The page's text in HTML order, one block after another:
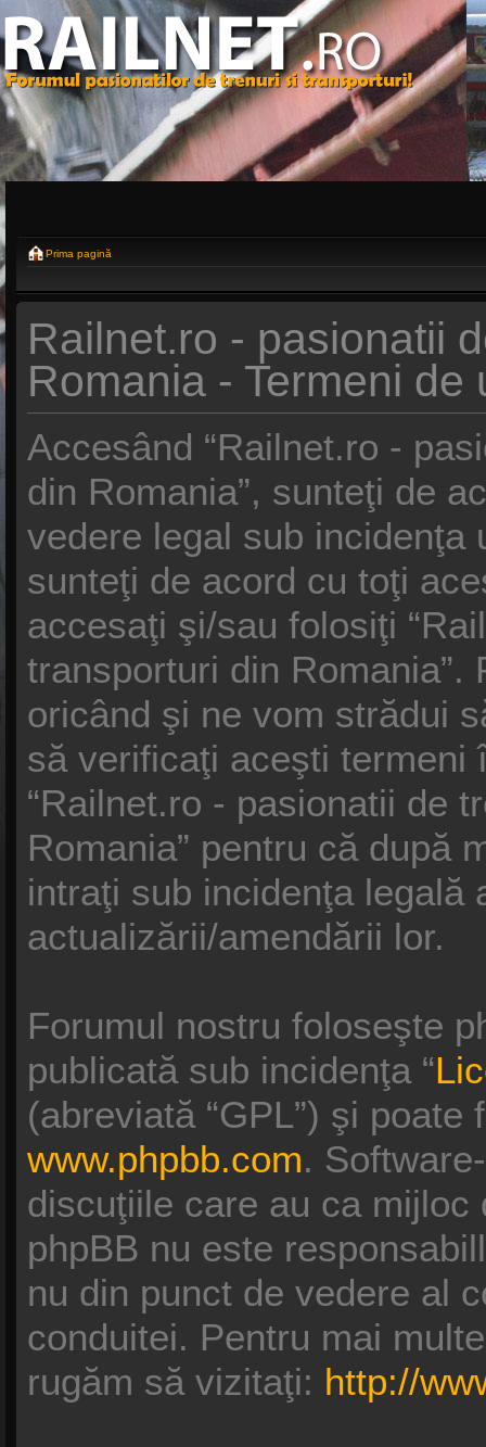
Prima pagină
Railnet.ro - pasionatii
Romania - Termeni de
Accesând “Railnet.ro -
din Romania”, sunteţi de
vedere legal sub incidenţa
sunteţi de acord cu toţi
accesaţi şi/sau folosiţi
transporturi din
oricând şi ne vom strădui
să verificaţi aceşti termeni
“Railnet.ro - pasionatii de
Romania” pentru că după
intraţi sub incidenţa legală
actualizării/amendării lor.
Forumul nostru foloseşte
publicată sub incidenţa “
(abreviată “GPL”) şi
www.phpbb.com.
discuţiile care au ca
phpBB nu este
nu din punct de vedere al
conduitei. Pentru mai
rugăm să vizitaţi: http://